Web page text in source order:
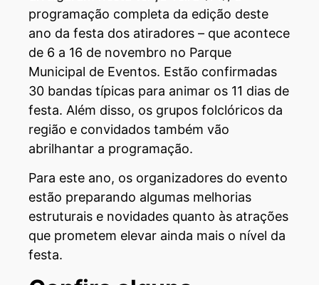
programação completa da edição deste
ano da festa dos atiradores – que acontece
de 6 a 16 de novembro no Parque
Municipal de Eventos. Estão confirmadas
30 bandas típicas para animar os 11 dias de
festa. Além disso, os grupos folclóricos da
região e convidados também vão
abrilhantar a programação.
Para este ano, os organizadores do evento
estão preparando algumas melhorias
estruturais e novidades quanto às atrações
que prometem elevar ainda mais o nível da
festa.